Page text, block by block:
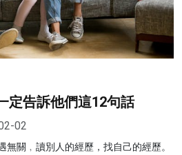
定告訴他們這12句話
02
無關﹐讀別人的經歷，找自己的經歷。